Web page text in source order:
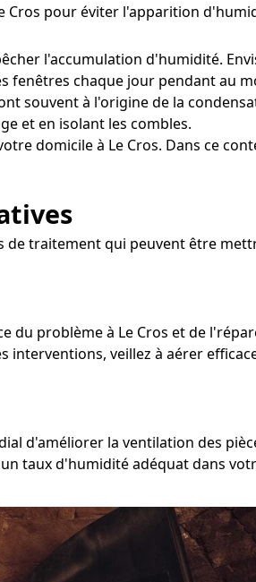
Cros pour éviter l'apparition
l'accumulation d'humidité.
fenêtres chaque jour pendant au
souvent à l'origine de la
et en isolant les combles.
domicile à Le Cros. Dans ce
de traitement qui peuvent être
problème à Le Cros et de
interventions, veillez à aérer
d'améliorer la ventilation des
taux d'humidité adéquat dans